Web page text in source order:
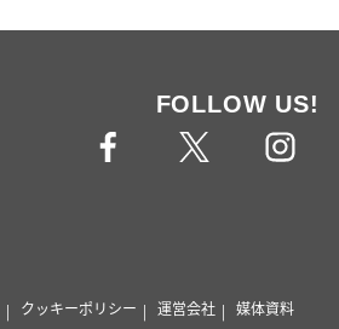
FOLLOW US!
クッキーポリシー 運営会社 媒体資料